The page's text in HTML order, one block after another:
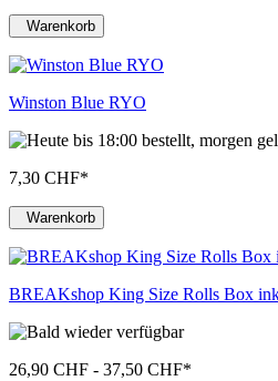
Warenkorb
Winston Blue RYO
7,30 CHF*
Warenkorb
BREAKshop King Size Rolls Box
26,90 CHF - 37,50 CHF*